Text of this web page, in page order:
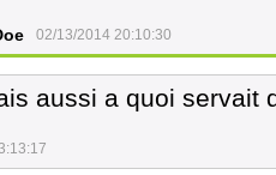
02/13/2014 20:10:30
aussi a quoi servait